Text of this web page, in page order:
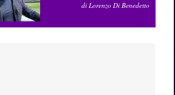
COLPO IMPORTANTE E
di Lorenzo Di Benedetto